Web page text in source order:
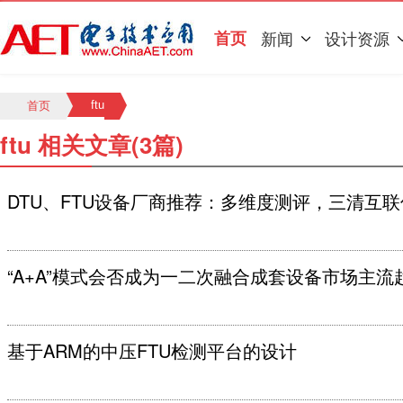
首页 新闻 设计资源
首页 ftu
ftu 相关文章(3篇)
DTU、FTU设备厂商推荐：多维度测评，三清互
“A+A”模式会否成为一二次融合成套设备市场主流
基于ARM的中压FTU检测平台的设计